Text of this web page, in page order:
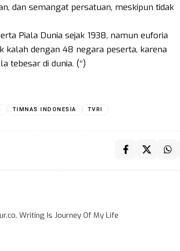
dan semangat persatuan, meskipun tidak
Piala Dunia sejak 1938, namun euforia
kalah dengan 48 negara peserta, karena
tebesar di dunia. (*)
TIMNAS INDONESIA TVRI
Writing Is Journey Of My Life